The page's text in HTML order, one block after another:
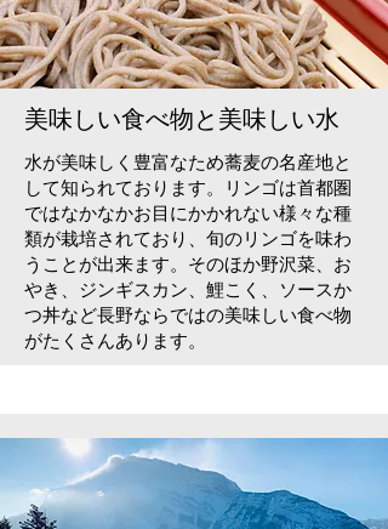
美味しい食べ物と美味しい水
水が美味しく豊富なため蕎麦の名産地と
して知られております。リンゴは首都圏
ではなかなかお目にかかれない様々な種
類が栽培されており、旬のリンゴを味わ
うことが出来ます。そのほか野沢菜、お
やき、ジンギスカン、鯉こく、ソースか
つ丼など長野ならではの美味しい食べ物
がたくさんあります。